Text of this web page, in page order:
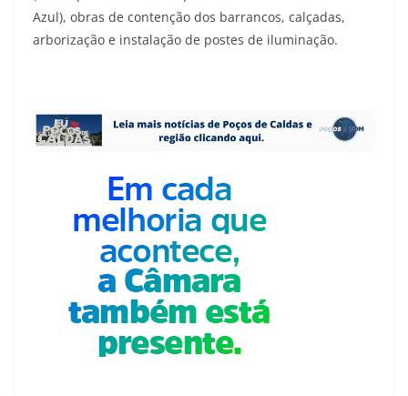
Azul), obras de contenção dos barrancos, calçadas,
arborização e instalação de postes de iluminação.